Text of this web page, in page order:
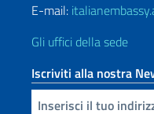
E-mail:
Gli uffici della sede
Iscriviti alla nostra
Inserisci la tua email